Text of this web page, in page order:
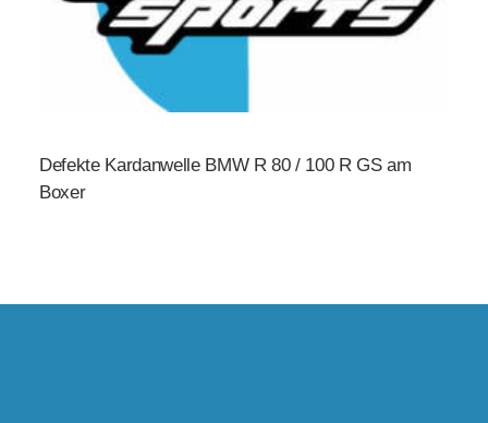
Defekte Kardanwelle BMW R 80 / 100 R GS am
Boxer